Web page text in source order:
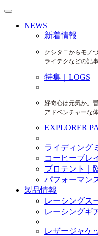
NEWS
新着情報
クシタニからモノ
ライテクなどの記
特集｜LOGS
好奇心は元気か。
アドベンチャーな
EXPLORER
ライディング
コーヒーブレ
プロテント｜
パフォーマン
製品情報
レーシングス
レーシングギ
レザージャケ